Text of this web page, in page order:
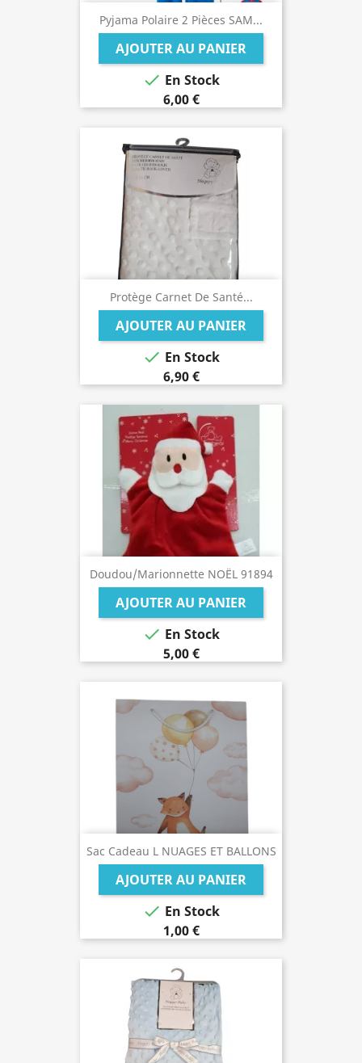
Pyjama Polaire 2 Pièces SAM...
AJOUTER AU PANIER
 En Stock
6,00 €
Protège Carnet De Santé...
AJOUTER AU PANIER
 En Stock
6,90 €
Doudou/Marionnette NOËL 91894
AJOUTER AU PANIER
 En Stock
5,00 €
Sac Cadeau L NUAGES ET BALLONS
AJOUTER AU PANIER
 En Stock
1,00 €